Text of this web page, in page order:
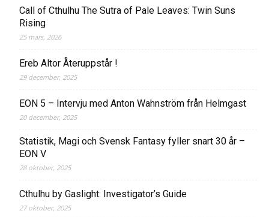
Call of Cthulhu The Sutra of Pale Leaves: Twin Suns
Rising
25 mars, 2026
Ereb Altor Återuppstår !
29 december, 2025
EON 5 – Intervju med Anton Wahnström från Helmgast
20 december, 2025
Statistik, Magi och Svensk Fantasy fyller snart 30 år –
EON V
28 oktober, 2025
Cthulhu by Gaslight: Investigator’s Guide
27 oktober, 2025